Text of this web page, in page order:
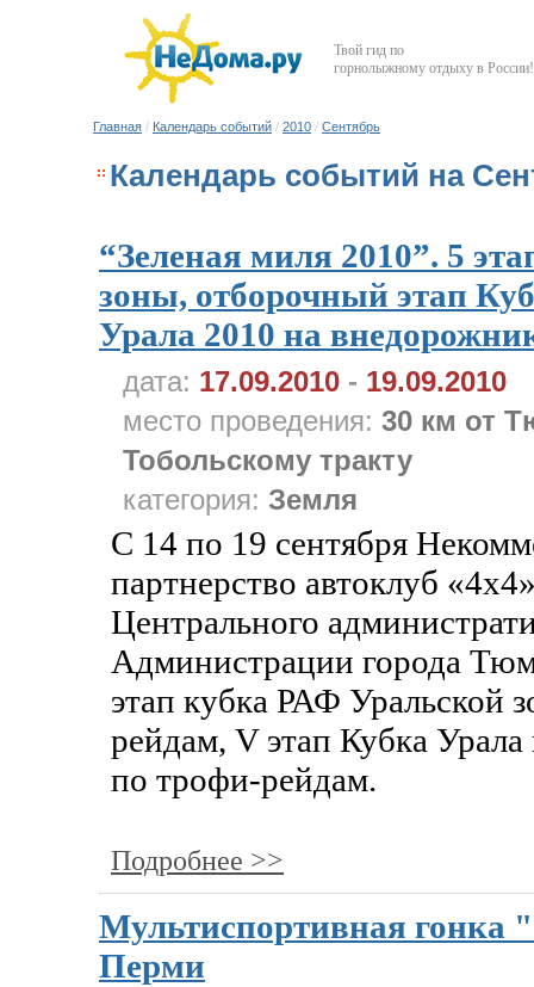
Твой гид по
горнолыжному отдыху в России!
Главная / Календарь событий / 2010 / Сентябрь
Календарь событий на
“Зеленая миля 2010”. 5
зоны, отборочный этап
Урала 2010 на
дата: 17.09.2010 - 19.09.2010
место проведения: 30 км от
Тобольскому тракту
категория: Земля
С 14 по 19 сентября
партнерство автоклуб
Центрального
Администрации города
этап кубка РАФ Уральской
рейдам, V этап Кубка
по трофи-рейдам.
Подробнее >>
Мультиспортивная гонка
Перми